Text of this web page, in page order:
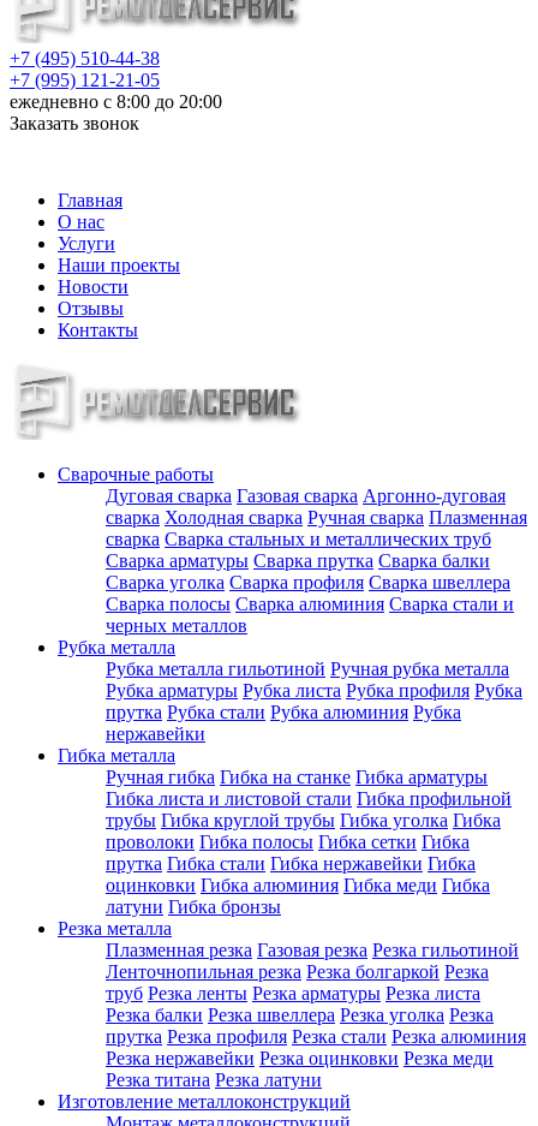
+7 (495) 510-44-38
+7 (995) 121-21-05
ежедневно с 8:00 до 20:00
Заказать звонок
Главная
О нас
Услуги
Наши проекты
Новости
Отзывы
Контакты
Сварочные работы
Дуговая сварка Газовая сварка Аргонно-дуговая
сварка Холодная сварка Ручная сварка Плазменная
сварка Сварка стальных и металлических труб
Сварка арматуры Сварка прутка Сварка балки
Сварка уголка Сварка профиля Сварка швеллера
Сварка полосы Сварка алюминия Сварка стали и
черных металлов
Рубка металла
Рубка металла гильотиной Ручная рубка металла
Рубка арматуры Рубка листа Рубка профиля Рубка
прутка Рубка стали Рубка алюминия Рубка
нержавейки
Гибка металла
Ручная гибка Гибка на станке Гибка арматуры
Гибка листа и листовой стали Гибка профильной
трубы Гибка круглой трубы Гибка уголка Гибка
проволоки Гибка полосы Гибка сетки Гибка
прутка Гибка стали Гибка нержавейки Гибка
оцинковки Гибка алюминия Гибка меди Гибка
латуни Гибка бронзы
Резка металла
Плазменная резка Газовая резка Резка гильотиной
Ленточнопильная резка Резка болгаркой Резка
труб Резка ленты Резка арматуры Резка листа
Резка балки Резка швеллера Резка уголка Резка
прутка Резка профиля Резка стали Резка алюминия
Резка нержавейки Резка оцинковки Резка меди
Резка титана Резка латуни
Изготовление металлоконструкций